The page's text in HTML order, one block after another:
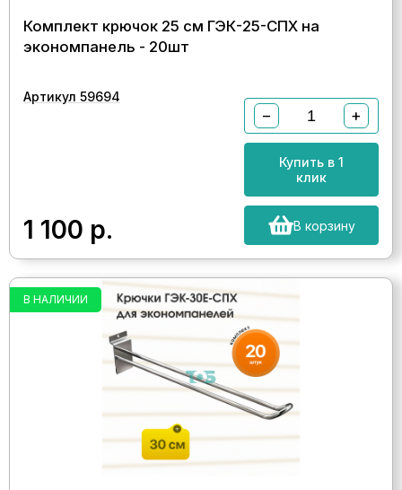
Комплект крючок 25 см ГЭК-25-СПХ на
экономпанель - 20шт
Артикул 59694
1 100 р.
− +
Купить в 1
клик
В корзину
В НАЛИЧИИ